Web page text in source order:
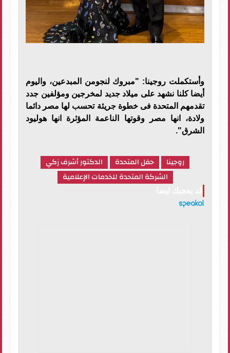
وأستكملت روجينا: "مبروك لنجومن المبدعين، واليوم
أيضا كلنا نشهد على ميلاد جديد لمخرجين ومؤلفين جدد
تقدمهم المتحدة فى خطوة جريئة تحسب لها مصر دائما
ولادة، انها مصر وقوتها الناعمة المؤثرة انها هوليود
الشرق".
روجينا حفل المتحدة
الدكتور أشرف زكي
الشركة المتحدة للخدمات الإعلامية